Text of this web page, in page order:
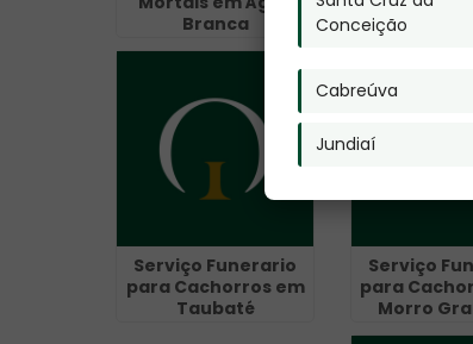
Conceição
Cabreúva
Jundiaí
Branca
Serviço Funerario
para Cachorros em
Taubaté
Serviço
para
Morro